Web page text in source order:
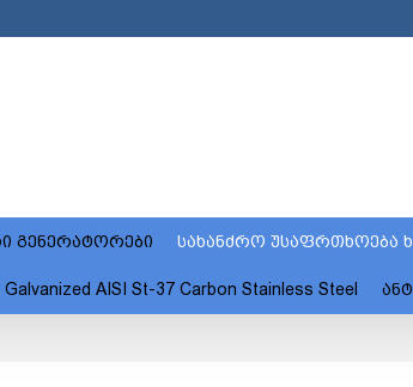
გენერატორები სახანძრო უსაფრთხოება
AISI St-37 Carbon Stainless Steel